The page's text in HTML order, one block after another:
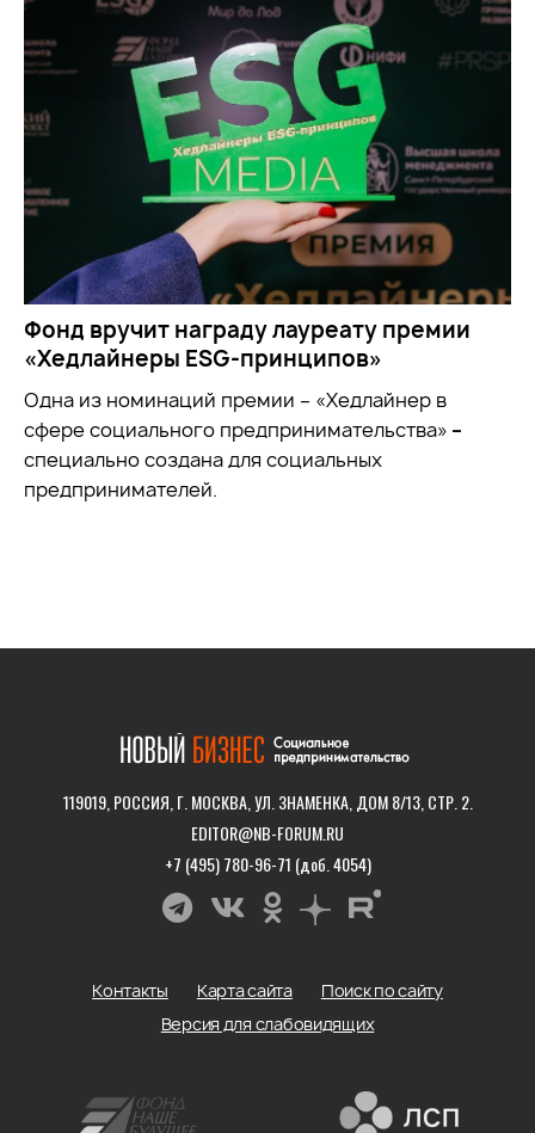
Фонд вручит награду лауреату премии
«Хедлайнеры ESG-принципов»
Одна из номинаций премии – «Хедлайнер в
сфере социального предпринимательства» –
специально создана для социальных
предпринимателей.
119019, РОССИЯ, Г. МОСКВА, УЛ. ЗНАМЕНКА, ДОМ 8/13, СТР. 2.
EDITOR@NB-FORUM.RU
+7 (495) 780-96-71 (доб. 4054)
Контакты Карта сайта
Поиск по сайту
Версия для слабовидящих